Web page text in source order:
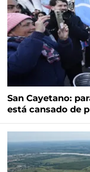
San Cayetano:
está cansado de